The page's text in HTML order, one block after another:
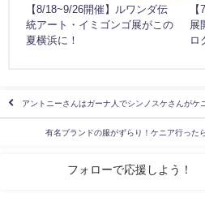
【8/18~9/26開催】ルワンダ伝
統アート・イミゴンゴ展がこの
夏横浜に！
展
ロ
アントニーさんはガーナ人でシンノスケさんがケ
有名ブランドの服がずらり！ケニア行った
フォローで応援しよう！